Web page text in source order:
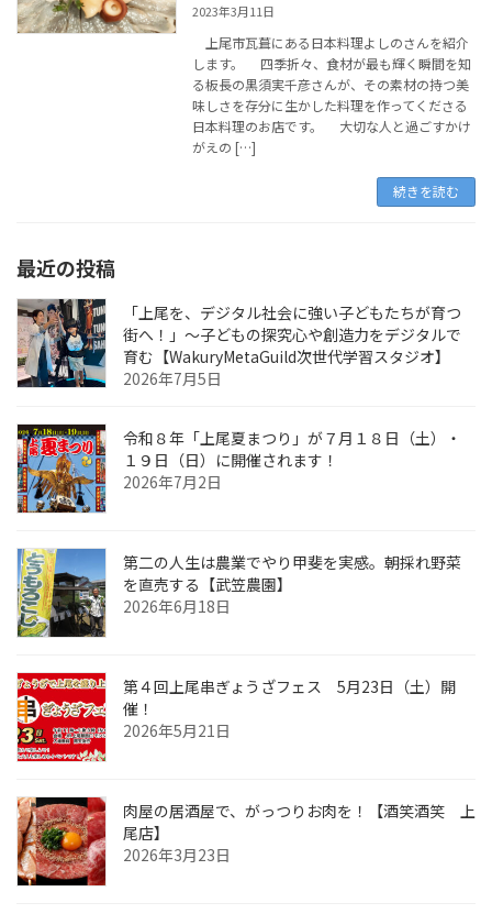
2023年3月11日
上尾市瓦葺にある日本料理よしのさんを紹介
します。 四季折々、食材が最も輝く瞬間を知
る板長の黒須実千彦さんが、その素材の持つ美
味しさを存分に生かした料理を作ってくださる
日本料理のお店です。 大切な人と過ごすかけ
がえの […]
続きを読む
最近の投稿
「上尾を、デジタル社会に強い子どもたちが育つ
街へ！」〜子どもの探究心や創造力をデジタルで
育む【WakuryMetaGuild次世代学習スタジオ】
2026年7月5日
令和８年「上尾夏まつり」が７月１８日（土）・
１９日（日）に開催されます！
2026年7月2日
第二の人生は農業でやり甲斐を実感。朝採れ野菜
を直売する【武笠農園】
2026年6月18日
第４回上尾串ぎょうざフェス 5月23日（土）開
催！
2026年5月21日
肉屋の居酒屋で、がっつりお肉を！【酒笑酒笑 上
尾店】
2026年3月23日